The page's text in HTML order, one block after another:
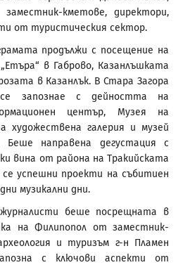
заместник-кметове, директори,
от туристическия сектор.
продължи с посещение на
в Габрово, Казанлъшката
в Казанлък. В Стара Загора
запознае с дейността на
център, Музея на
художествена галерия и музей
Беше направена дегустация с
вина от района на Тракийската
се успешни проекти на събитиен
музикални дни.
беше посрещната в
на Филипопол от заместник-
и туризъм г-н Пламен
с ключови аспекти от